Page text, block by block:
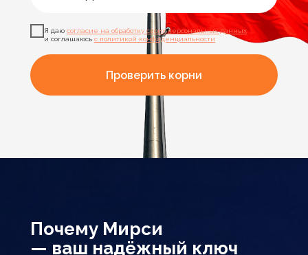
Я даю согласие на обработку своих персональных данных
и соглашаюсь с политикой конфиденциальности
Проверить корни
Почему Мирси
— ваш надёжный ключ